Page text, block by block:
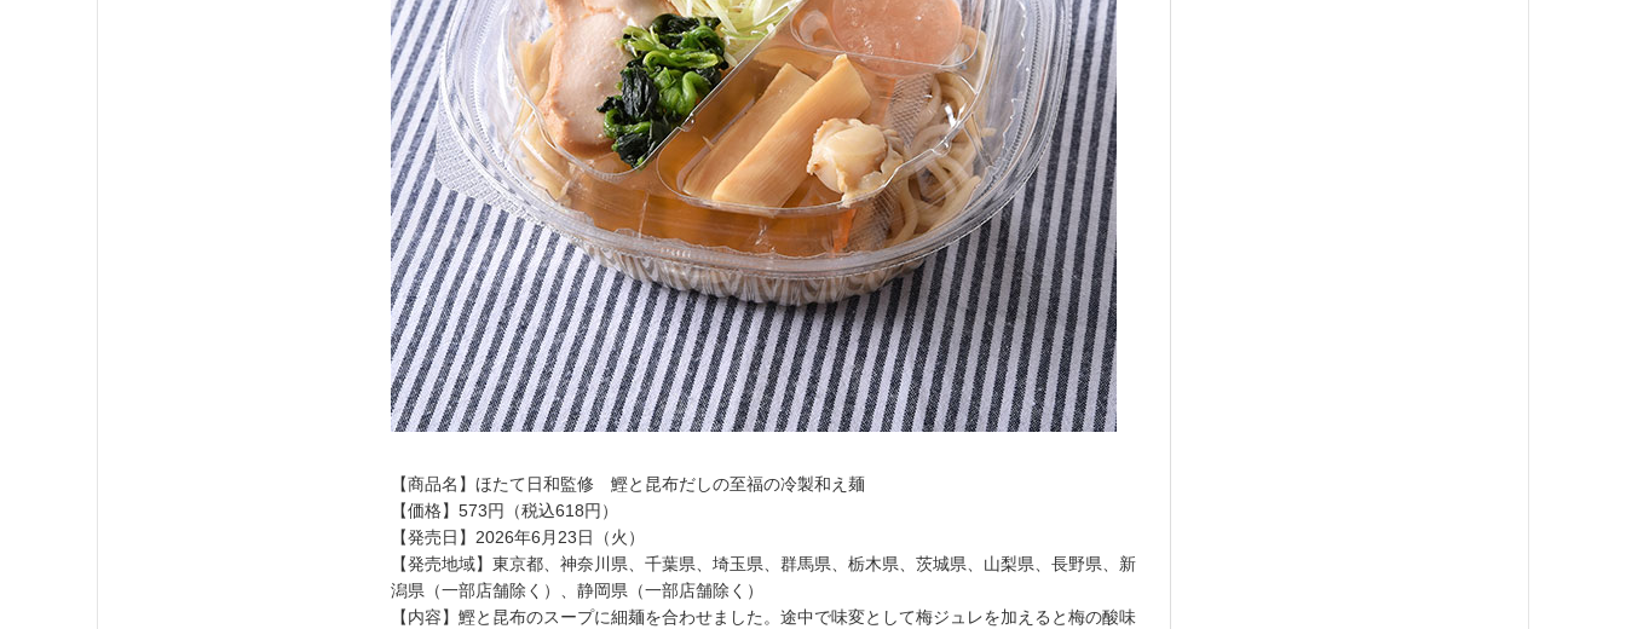
【商品名】ほたて日和監修 鰹と昆布だしの至福の冷製和え麺
【価格】573円（税込618円）
【発売日】2026年6月23日（火）
【発売地域】東京都、神奈川県、千葉県、埼玉県、群馬県、栃木県、茨城県、山梨県、長野県、新
潟県（一部店舗除く）、静岡県（一部店舗除く）
【内容】鰹と昆布のスープに細麺を合わせました。途中で味変として梅ジュレを加えると梅の酸味